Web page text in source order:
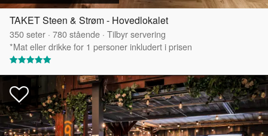
TAKET Steen & Strøm - Hovedlokalet
350seter · 780stående · Tilbyr servering
*Mat eller drikke for 1 personer inkludert i prisen